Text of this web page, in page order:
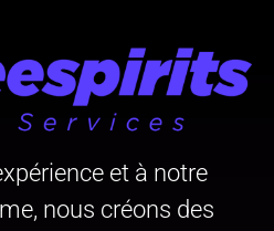
et à notre
nous créons des